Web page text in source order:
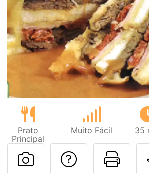
Prato
Principal
Muito Fácil 35
Falar